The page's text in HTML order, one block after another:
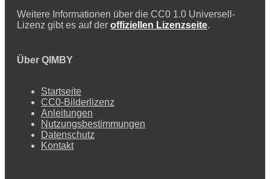
Weitere Informationen über die CC0 1.0 Universell-
Lizenz gibt es auf der offiziellen Lizenzseite.
Über QIMBY
Startseite
CC0-Bilderlizenz
Anleitungen
Nutzungsbestimmungen
Datenschutz
Kontakt